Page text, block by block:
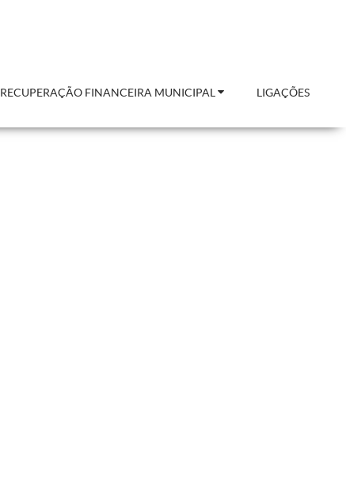
RECUPERAÇÃO FINANCEIRA MUNICIPAL LIGAÇÕES